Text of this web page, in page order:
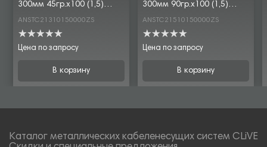
300мм 45гр.х100 (1,5)
оцинк. CLIVE
ANSTC21310150000ZS
Цена по запросу
В корзину
300мм 90гр.х100 (1,5)
оцинк. CLIVE
ANSTC21510150000ZS
Цена по запросу
В корзину
Каталог металлических кабеленесущих систем CLiVE